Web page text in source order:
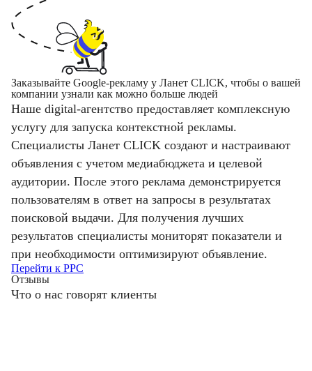
Заказывайте Google-рекламу у Ланет CLICK, чтобы о вашей
компании узнали как можно больше людей
Наше digital-агентство предоставляет комплексную
услугу для запуска контекстной рекламы.
Специалисты Ланет CLICK создают и настраивают
объявления с учетом медиабюджета и целевой
аудитории. После этого реклама демонстрируется
пользователям в ответ на запросы в результатах
поисковой выдачи. Для получения лучших
результатов специалисты мониторят показатели и
при необходимости оптимизируют объявление.
Перейти к PPC
Отзывы
Что о нас говорят клиенты